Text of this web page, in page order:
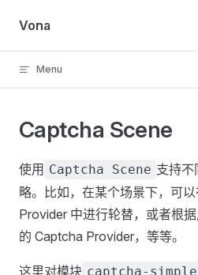
Skip to content
Vona
Menu
Captcha Scene
使用 Captcha Scene 支持不
略。比如，在某个场景下，可
Provider 中进行轮替，或者根
的 Captcha Provider，等等。
这里对模块 captcha-simple